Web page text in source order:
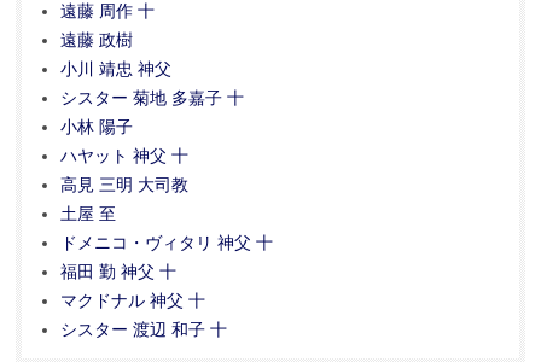
遠藤 周作 十
遠藤 政樹
小川 靖忠 神父
シスター 菊地 多嘉子 十
小林 陽子
ハヤット 神父 十
高見 三明 大司教
土屋 至
ドメニコ・ヴィタリ 神父 十
福田 勤 神父 十
マクドナル 神父 十
シスター 渡辺 和子 十